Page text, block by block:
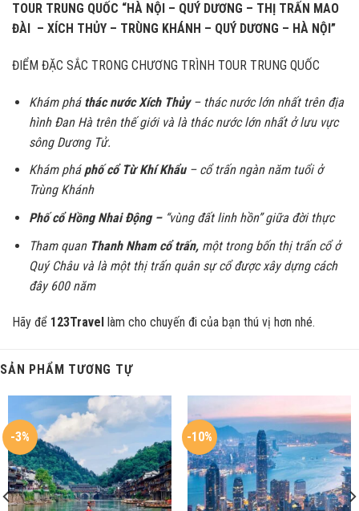
TOUR TRUNG QUỐC “HÀ NỘI – QUÝ DƯƠNG – THỊ TRẤN MAO
ĐÀI – XÍCH THỦY – TRÙNG KHÁNH – QUÝ DƯƠNG – HÀ NỘI”
ĐIỂM ĐẶC SẮC TRONG CHƯƠNG TRÌNH TOUR TRUNG QUỐC
Khám phá thác nước Xích Thủy – thác nước lớn nhất trên địa
hình Đan Hà trên thế giới và là thác nước lớn nhất ở lưu vực
sông Dương Tử.
Khám phá phố cổ Từ Khí Khẩu – cổ trấn ngàn năm tuổi ở
Trùng Khánh
Phố cổ Hồng Nhai Động – “vùng đất linh hồn” giữa đời thực
Tham quan Thanh Nham cổ trấn, một trong bốn thị trấn cổ ở
Quý Châu và là một thị trấn quân sự cổ được xây dựng cách
đây 600 năm
Hãy để 123Travel làm cho chuyến đi của bạn thú vị hơn nhé.
SẢN PHẨM TƯƠNG TỰ
-3% -10%